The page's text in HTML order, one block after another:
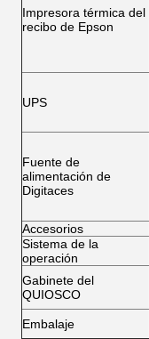
Impresora térmica del
recibo de Epson
UPS
Fuente de
alimentación de
Digitaces
Accesorios
Sistema de la
operación
Gabinete del
QUIOSCO
Embalaje